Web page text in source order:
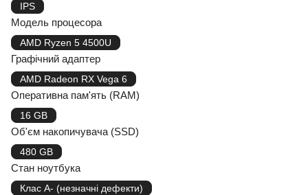
IPS
Модель процесора
AMD Ryzen 5 4500U
Графічний адаптер
AMD Radeon RX Vega 6
Оперативна пам'ять (RAM)
16 GB
Об'єм накопичувача (SSD)
480 GB
Стан ноутбука
Клас A- (незначні дефекти)